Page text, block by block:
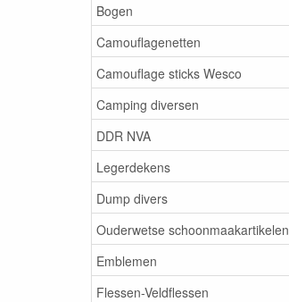
Bogen
Camouflagenetten
Camouflage sticks Wesco
Camping diversen
DDR NVA
Legerdekens
Dump divers
Ouderwetse schoonmaakartikelen
Emblemen
Flessen-Veldflessen